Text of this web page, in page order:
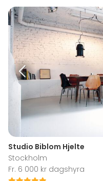
Studio Biblom Hjelte
Stockholm
Fr. 6 000 kr dagshyra